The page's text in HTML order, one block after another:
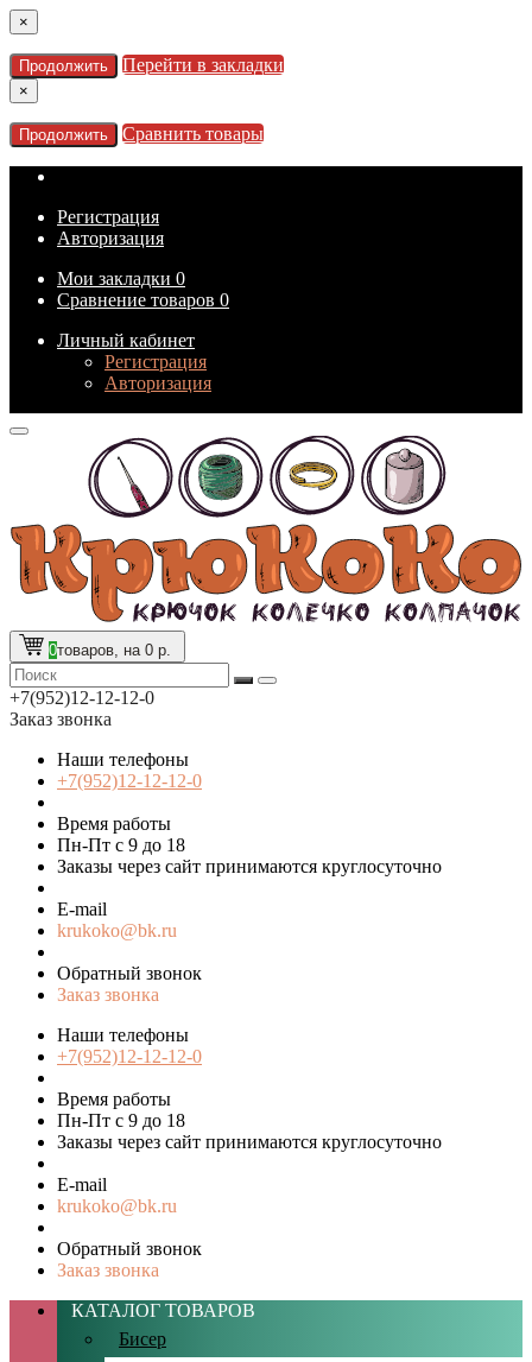
×
Продолжить Перейти в закладки
×
Продолжить Сравнить товары
Регистрация
Авторизация
Мои закладки 0
Сравнение товаров 0
Личный кабинет
Регистрация
Авторизация
0товаров, на 0 р.
+7(952)12-12-12-0
Заказ звонка
Наши телефоны
+7(952)12-12-12-0
Время работы
Пн-Пт с 9 до 18
Заказы через сайт принимаются круглосуточно
E-mail
krukoko@bk.ru
Обратный звонок
Заказ звонка
Наши телефоны
+7(952)12-12-12-0
Время работы
Пн-Пт с 9 до 18
Заказы через сайт принимаются круглосуточно
E-mail
krukoko@bk.ru
Обратный звонок
Заказ звонка
КАТАЛОГ ТОВАРОВ
Бисер